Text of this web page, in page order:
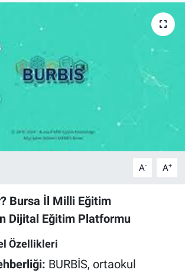
A- A+
Bursa İl Milli Eğitim
Dijital Eğitim Platformu
Özellikleri
BURBİS, ortaokul